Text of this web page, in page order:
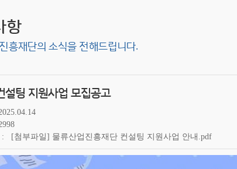
항
흥재단의 소식을 전해드립니다.
설팅 지원사업 모집공고
[첨부파일] 물류산업진흥재단 컨설팅 지원사업 안내.pdf